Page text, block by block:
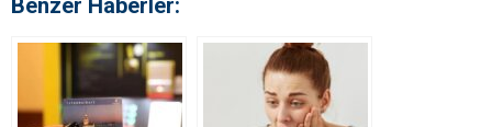
Benzer Haberler: